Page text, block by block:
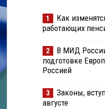
1
Как
работающих
2
В МИД
подготовке
Россией
3
Законы,
августе